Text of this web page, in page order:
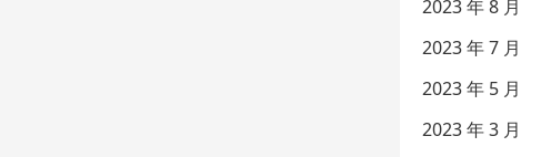
2023 年 8 月
2023 年 7 月
2023 年 5 月
2023 年 3 月